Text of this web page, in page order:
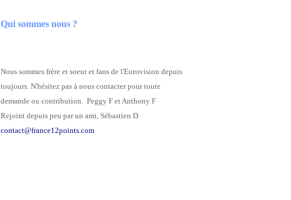
Qui sommes nous ?
Nous sommes frère et soeur et fans de l'Eurovision depuis
toujours. N'hésitez pas à nous contacter pour toute
demande ou contribution. Peggy F et Anthony F
Rejoint depuis peu par un ami, Sébastien D.
contact@france12points.com